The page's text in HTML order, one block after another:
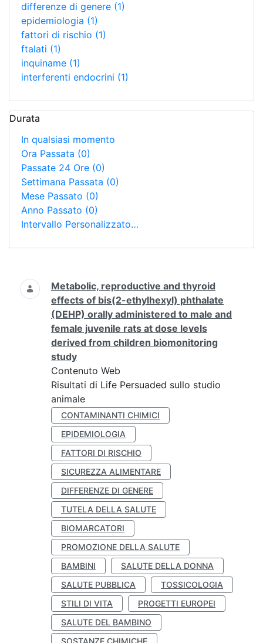
differenze di genere (1)
epidemiologia (1)
fattori di rischio (1)
ftalati (1)
inquiname (1)
interferenti endocrini (1)
Durata
In qualsiasi momento
Ora Passata (0)
Passate 24 Ore (0)
Settimana Passata (0)
Mese Passato (0)
Anno Passato (0)
Intervallo Personalizzato…
Ricerca
Metabolic, reproductive and thyroid
effects of bis(2-ethylhexyl) phthalate
(DEHP) orally administered to male and
female juvenile rats at dose levels
derived from children biomonitoring
study
Contenuto Web
Risultati di Life Persuaded sullo studio
animale
CONTAMINANTI CHIMICI
EPIDEMIOLOGIA
FATTORI DI RISCHIO
SICUREZZA ALIMENTARE
DIFFERENZE DI GENERE
TUTELA DELLA SALUTE
BIOMARCATORI
PROMOZIONE DELLA SALUTE
BAMBINI
SALUTE DELLA DONNA
SALUTE PUBBLICA
TOSSICOLOGIA
STILI DI VITA
PROGETTI EUROPEI
SALUTE DEL BAMBINO
SOSTANZE CHIMICHE